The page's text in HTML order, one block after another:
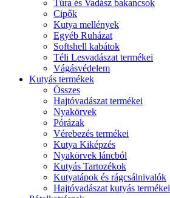
Túra és Vadász bakancsok
Cipők
Kutya mellények
Egyéb Ruházat
Softshell kabátok
Téli Lesvadászat termékei
Vágásvédelem
Kutyás termékek
Összes
Hajtóvadászat termékei
Nyakörvek
Pórázak
Vérebezés termékei
Kutya Kiképzés
Nyakörvek láncból
Kutyás Tartozékok
Kutyatápok és rágcsálnivalók
Hajtóvadászat kutyás termékei